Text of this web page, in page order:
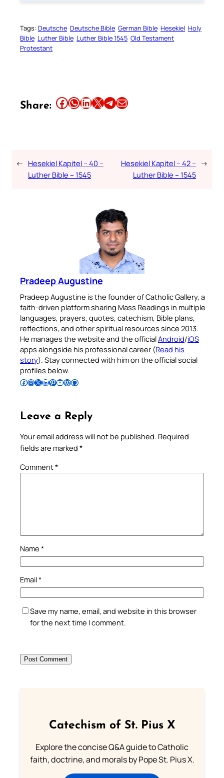
Tags: Deutsche Deutsche Bible German Bible Hesekiel Holy
Bible Luther Bible Luther Bible 1545 Old Testament
Protestant
Share: Share this article on Facebook Share this article on WhatsApp Share this article on LinkedIn Share this article on X Share this article on TelegramEmail this Article
← Hesekiel Kapitel – 40 –
Luther Bible – 1545
Hesekiel Kapitel – 42 –
Luther Bible – 1545
→
Pradeep Augustine
Pradeep Augustine is the founder of Catholic Gallery, a
faith-driven platform sharing Mass Readings in multiple
languages, prayers, quotes, catechism, Bible plans,
reflections, and other spiritual resources since 2013.
He manages the website and the officialAndroid/iOS
apps alongside his professional career (Read his
story). Stay connected with him on the official social
profiles below.
Follow Pradeep on Facebook Follow Pradeep on InstagramFollow Pradeep on X Follow Pradeep on LinkedIn Follow Pradeep on Pinterest Subscribe to Pradeep’s Youtube Channel Follow Pradeep on WordPress Follow Pradeep on GitHub
Leave a Reply
Your email address will not be published. Required
fields are marked *
Comment*
Name *
Email*
Save my name, email, and website in this browser
for the next time I comment.
Catechism of St. Pius X
Explore the concise Q&A guide to Catholic
faith, doctrine, and morals by Pope St. Pius X.